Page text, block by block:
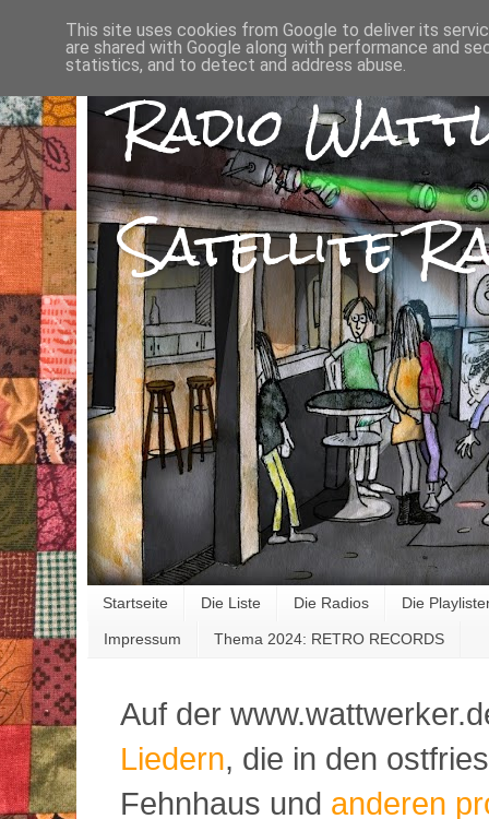
Radio
Satellite
Startseite Die Liste Die Radios Die
Impressum Thema 2024: RETRO RECORDS
Auf der
Liedern, die in den
Fehnhaus und anderen
This site uses cookies from Google to deliver its
are shared with Google along with performance and
statistics, and to detect and address abuse.